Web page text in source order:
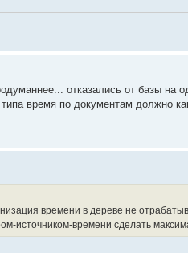
отказались от базы на
время по документам должно
времени в дереве не
источником-времени сделать